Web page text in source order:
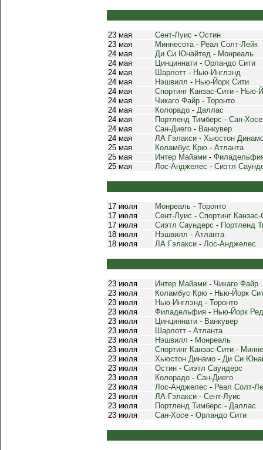
23 мая Сент-Луис - Остин
23 мая
Миннесота- Реал Солт-Лейк
24 мая
Ди Си Юнайтед - Монреаль
24 мая
Цинциннати - Орландо Сити
24 мая
Шарлотт - Нью-Инглэнд
24 мая
Нэшвилл - Нью-Йорк Сити
24 мая
Спортинг Канзас-Сити - Нью-
24 мая
Чикаго Файр - Торонто
24 мая
Колорадо - Даллас
24 мая
Портленд Тимберс - Сан-Хосе
24 мая
Сан-Диего - Ванкувер
24 мая
ЛА Гэлакси - Хьюстон
25 мая
Коламбус Крю - Атланта
25 мая
Интер Майами -
25 мая
Лос-Анджелес - Сиэтл
17 июля Монреаль - Торонто
17 июля
Сент-Луис - Спортинг Канзас-
17 июля
Сиэтл Саундерс - Портленд
18 июля
Нэшвилл - Атланта
18 июля
ЛА Гэлакси - Лос-Анджелес
23 июля Интер Майами - Чикаго Файр
23 июля
Коламбус Крю - Нью-Йорк
23 июля
Нью-Инглэнд - Торонто
23 июля
Филадельфия - Нью-Йорк
23 июля
Цинциннати - Ванкувер
23 июля
Шарлотт - Атланта
23 июля
Нэшвилл - Монреаль
23 июля
Спортинг Канзас-Сити -
23 июля
Хьюстон Динамо - Ди Си
23 июля
Остин - Сиэтл Саундерс
23 июля
Колорадо - Сан-Диего
23 июля
Лос-Анджелес - Реал Солт-
23 июля
ЛА Гэлакси - Сент-Луис
23 июля
Портленд Тимберс - Даллас
23 июля
Сан-Хосе - Орландо Сити